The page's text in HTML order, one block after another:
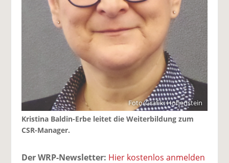
Foto/Grafik: Hohenstein
Kristina Baldin-Erbe leitet die Weiterbildung zum
CSR-Manager.
Der WRP-Newsletter: Hier kostenlos anmelden